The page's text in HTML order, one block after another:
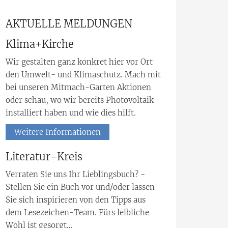
AKTUELLE MELDUNGEN
Klima+Kirche
Wir gestalten ganz konkret hier vor Ort
den Umwelt- und Klimaschutz. Mach mit
bei unseren Mitmach-Garten Aktionen
oder schau, wo wir bereits Photovoltaik
installiert haben und wie dies hilft.
Weitere Informationen
Literatur-Kreis
Verraten Sie uns Ihr Lieblingsbuch? -
Stellen Sie ein Buch vor und/oder lassen
Sie sich inspirieren von den Tipps aus
dem Lesezeichen-Team. Fürs leibliche
Wohl ist gesorgt…